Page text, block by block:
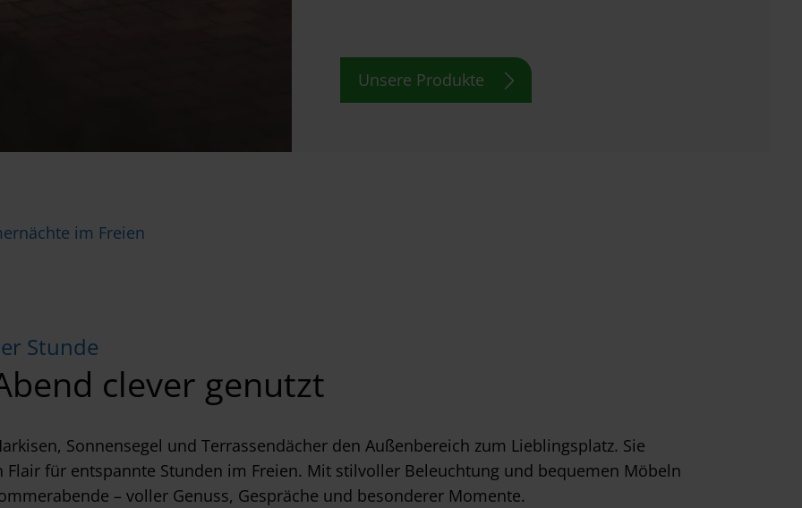
im Freien
Unsere Produkte
Stunde
clever genutzt
Sonnensegel und Terrassendächer den Außenbereich zum Lieblingsplatz. Sie
für entspannte Stunden im Freien. Mit stilvoller Beleuchtung und bequemen Möbeln
– voller Genuss, Gespräche und besonderer Momente.